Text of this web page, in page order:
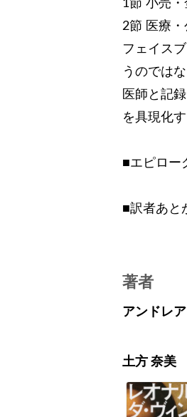
1節 小売
2節 医療・
フェイス
うのでは
医師と記
を具現化
■エピロー
■訳者あと
著者
アンドレ
土方 奈美